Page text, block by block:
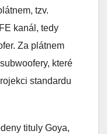
tzv.
kanál, tedy
Za plátnem
které
standardu
tituly Goya,